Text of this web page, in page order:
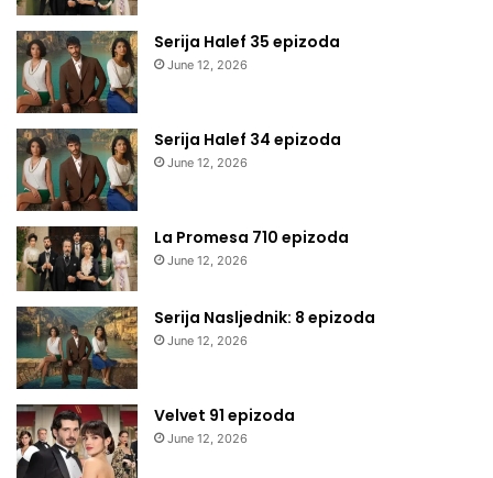
Serija Halef 35 epizoda
June 12, 2026
Serija Halef 34 epizoda
June 12, 2026
La Promesa 710 epizoda
June 12, 2026
Serija Nasljednik: 8 epizoda
June 12, 2026
Velvet 91 epizoda
June 12, 2026